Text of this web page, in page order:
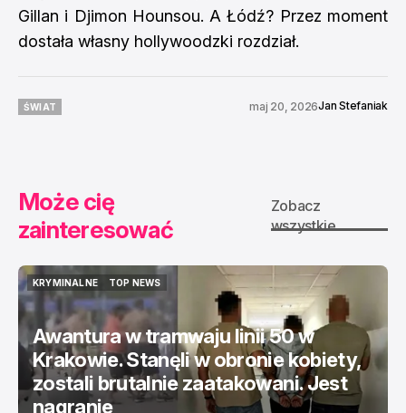
Gillan i Djimon Hounsou. A Łódź? Przez moment
dostała własny hollywoodzki rozdział.
ŚWIAT
maj 20, 2026Jan Stefaniak
Może cię
zainteresować
Zobacz
wszystkie
KRYMINALNE
KRYMINALNE
TOP NEWS
TOP NEWS
Awantura w tramwaju linii 50 w
Krakowie. Stanęli w obronie kobiety,
zostali brutalnie zaatakowani. Jest
nagranie